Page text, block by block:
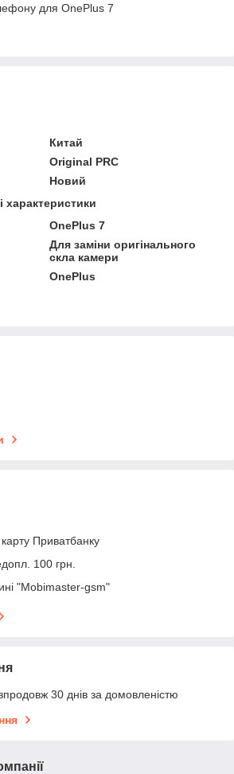
для OnePlus 7
Китай
Original PRC
Новий
характеристики
OnePlus 7
Для заміни оригінального
скла камери
OnePlus
Приватбанку
100 грн.
"Mobimaster-gsm"
30 днів за домовленістю